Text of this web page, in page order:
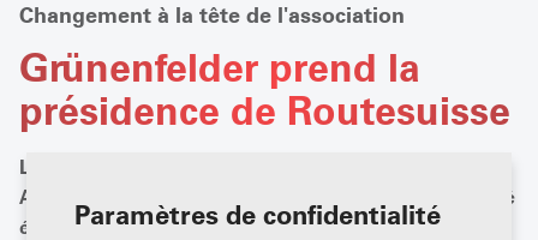
Paramètres de confidentialité
Changement à la tête de l'association
Grünenfelder prend la
présidence de Routesuisse
Lors de la 81e assemblée générale de Routesuisse à
Altishofen (LU), Peter Grünenfelder (Auto-Suisse) a été
élu nouveau président de l'association faîtière. Le